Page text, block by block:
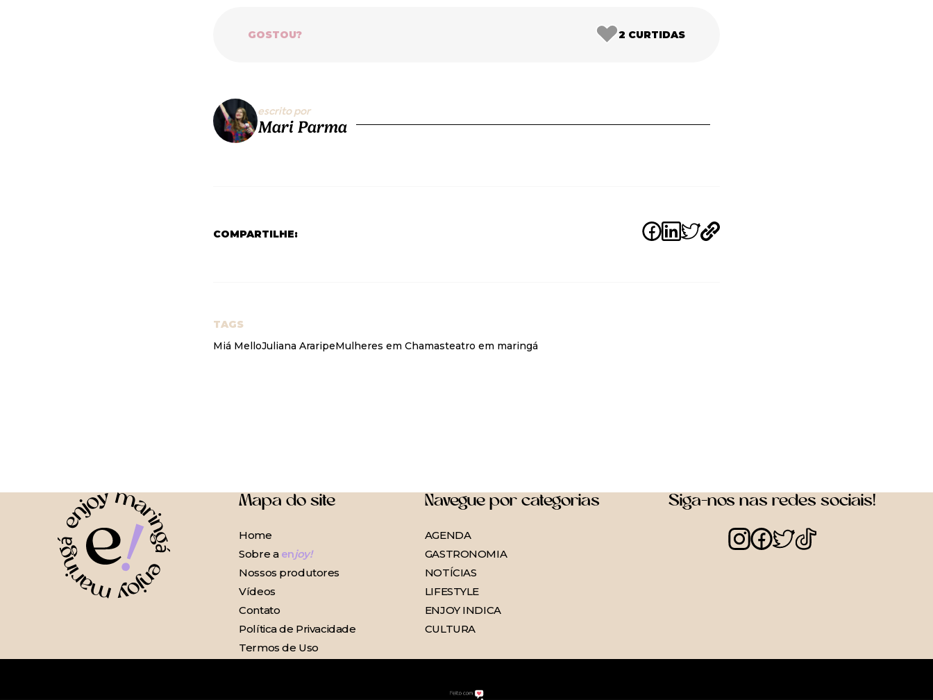
GOSTOU? 2 CURTIDAS
escrito por
Mari Parma
COMPARTILHE:
TAGS
Miá MelloJuliana AraripeMulheres em Chamasteatro em maringá
Mapa do site
Home
Sobre a enjoy!
Nossos produtores
Vídeos
Contato
Política de Privacidade
Termos de Uso
Navegue por categorias
AGENDA
GASTRONOMIA
NOTÍCIAS
LIFESTYLE
ENJOY INDICA
CULTURA
Siga-nos nas redes sociais!